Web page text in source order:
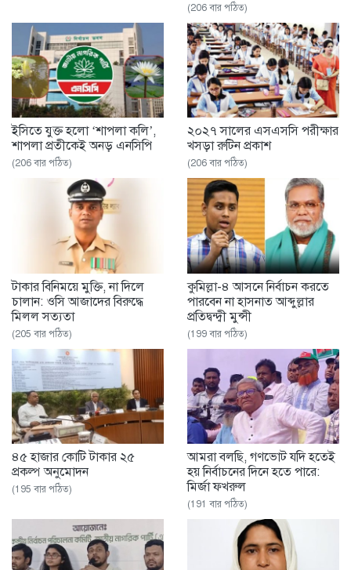
(206 বার পঠিত)
ইসিতে যুক্ত হলো ‘শাপলা কলি’,
শাপলা প্রতীকেই অনড় এনসিপি
(206 বার পঠিত)
২০২৭ সালের এসএসসি পরীক্ষার
খসড়া রুটিন প্রকাশ
(206 বার পঠিত)
টাকার বিনিময়ে মুক্তি, না দিলে
চালান: ওসি আজাদের বিরুদ্ধে
মিলল সত্যতা
(205 বার পঠিত)
কুমিল্লা-৪ আসনে নির্বাচন করতে
পারবেন না হাসনাত আব্দুল্লার
প্রতিদ্বন্দ্বী মুন্সী
(199 বার পঠিত)
৪৫ হাজার কোটি টাকার ২৫
প্রকল্প অনুমোদন
(195 বার পঠিত)
আমরা বলছি, গণভোট যদি হতেই
হয় নির্বাচনের দিনে হতে পারে:
মির্জা ফখরুল
(191 বার পঠিত)